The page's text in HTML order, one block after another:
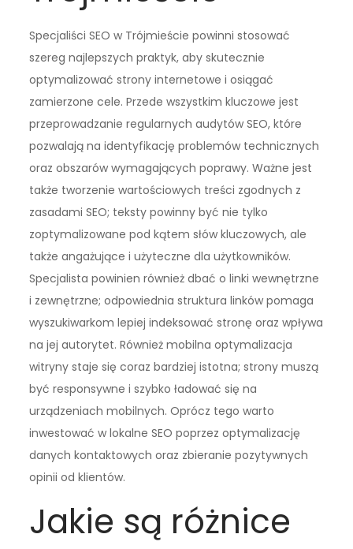
Specjaliści SEO w Trójmieście powinni stosować
szereg najlepszych praktyk, aby skutecznie
optymalizować strony internetowe i osiągać
zamierzone cele. Przede wszystkim kluczowe jest
przeprowadzanie regularnych audytów SEO, które
pozwalają na identyfikację problemów technicznych
oraz obszarów wymagających poprawy. Ważne jest
także tworzenie wartościowych treści zgodnych z
zasadami SEO; teksty powinny być nie tylko
zoptymalizowane pod kątem słów kluczowych, ale
także angażujące i użyteczne dla użytkowników.
Specjalista powinien również dbać o linki wewnętrzne
i zewnętrzne; odpowiednia struktura linków pomaga
wyszukiwarkom lepiej indeksować stronę oraz wpływa
na jej autorytet. Również mobilna optymalizacja
witryny staje się coraz bardziej istotna; strony muszą
być responsywne i szybko ładować się na
urządzeniach mobilnych. Oprócz tego warto
inwestować w lokalne SEO poprzez optymalizację
danych kontaktowych oraz zbieranie pozytywnych
opinii od klientów.
Jakie są różnice